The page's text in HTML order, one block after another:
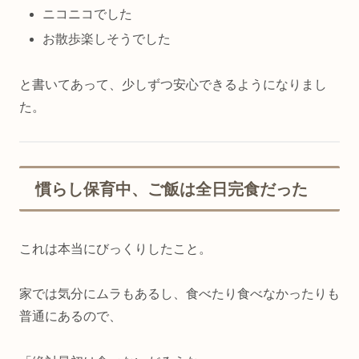
ニコニコでした
お散歩楽しそうでした
と書いてあって、少しずつ安心できるようになりまし
た。
慣らし保育中、ご飯は全日完食だった
これは本当にびっくりしたこと。
家では気分にムラもあるし、食べたり食べなかったりも
普通にあるので、